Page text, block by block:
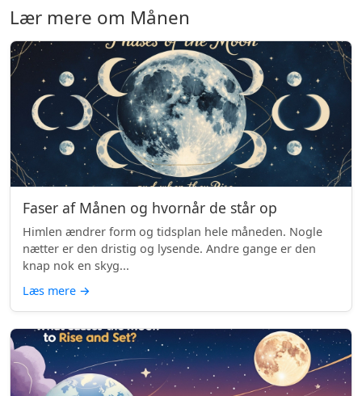
Lær mere om Månen
Faser af Månen og hvornår de står op
Himlen ændrer form og tidsplan hele måneden. Nogle
nætter er den dristig og lysende. Andre gange er den
knap nok en skyg...
Læs mere →